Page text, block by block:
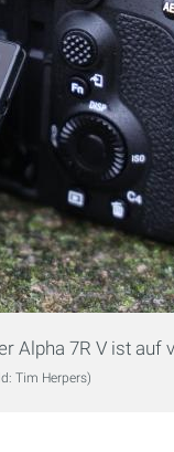
Alpha 7R V ist auf
Tim Herpers)